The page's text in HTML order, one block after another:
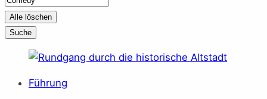
Alle löschen
Suche
Führung